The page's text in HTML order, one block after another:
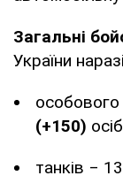
Загальні
України наразі
(+150) осіб
танків ‒